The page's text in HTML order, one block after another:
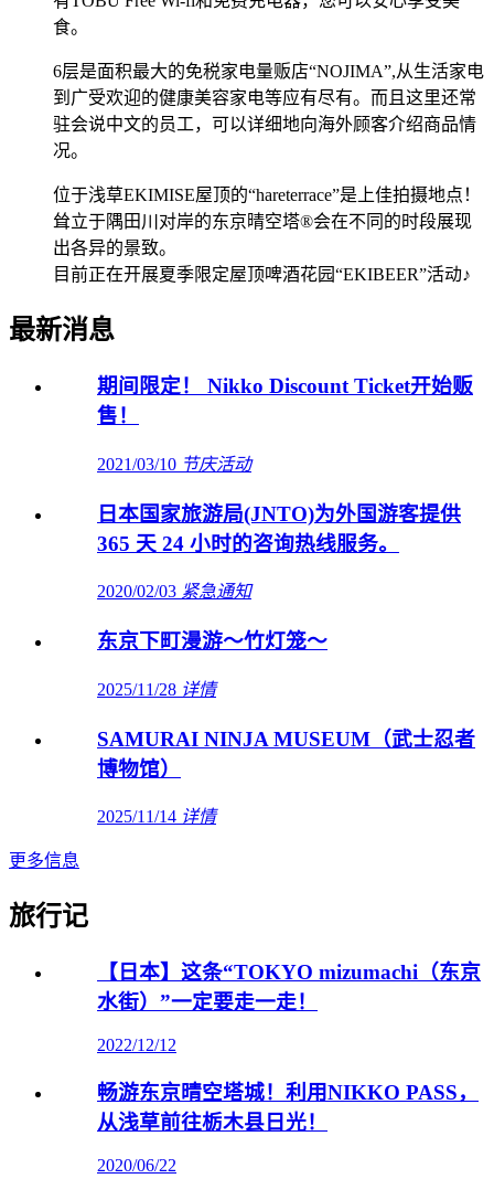
食。
6层是面积最大的免税家电量贩店“NOJIMA”,从生活家电
到广受欢迎的健康美容家电等应有尽有。而且这里还常
驻会说中文的员工，可以详细地向海外顾客介绍商品情
况。
位于浅草EKIMISE屋顶的“hareterrace”是上佳拍摄地点！
耸立于隅田川对岸的东京晴空塔®会在不同的时段展现
出各异的景致。
目前正在开展夏季限定屋顶啤酒花园“EKIBEER”活动♪
最新消息
期间限定！ Nikko Discount Ticket开始贩
售！
2021/03/10 节庆活动
日本国家旅游局(JNTO)为外国游客提供
365 天 24 小时的咨询热线服务。
2020/02/03 紧急通知
东京下町漫游～竹灯笼～
2025/11/28 详情
SAMURAI NINJA MUSEUM（武士忍者
博物馆）
2025/11/14 详情
更多信息
旅行记
【日本】这条“TOKYO mizumachi（东京
水街）”一定要走一走！
2022/12/12
畅游东京晴空塔城！利用NIKKO PASS，
从浅草前往栃木县日光！
2020/06/22